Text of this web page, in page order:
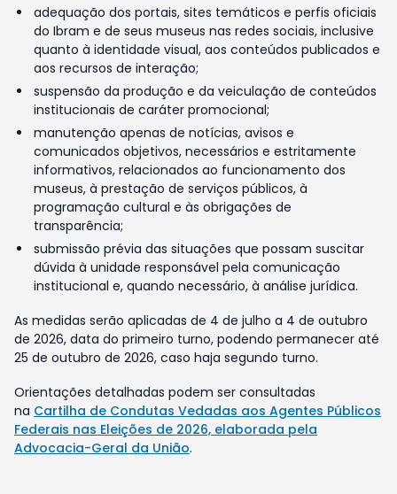
adequação dos portais, sites temáticos e perfis oficiais
do Ibram e de seus museus nas redes sociais, inclusive
quanto à identidade visual, aos conteúdos publicados e
aos recursos de interação;
suspensão da produção e da veiculação de conteúdos
institucionais de caráter promocional;
manutenção apenas de notícias, avisos e
comunicados objetivos, necessários e estritamente
informativos, relacionados ao funcionamento dos
museus, à prestação de serviços públicos, à
programação cultural e às obrigações de
transparência;
submissão prévia das situações que possam suscitar
dúvida à unidade responsável pela comunicação
institucional e, quando necessário, à análise jurídica.
As medidas serão aplicadas de 4 de julho a 4 de outubro
de 2026, data do primeiro turno, podendo permanecer até
25 de outubro de 2026, caso haja segundo turno.
Orientações detalhadas podem ser consultadas
na Cartilha de Condutas Vedadas aos Agentes Públicos
Federais nas Eleições de 2026, elaborada pela
Advocacia-Geral da União.